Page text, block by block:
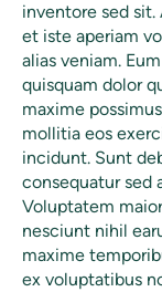
inventore sed sit.
et iste aperiam
alias veniam.
quisquam dolor
maxime
mollitia eos
incidunt. Sunt
consequatur sed
Voluptatem
nesciunt nihil
maxime
ex voluptatibus